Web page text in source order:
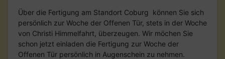
Über die Fertigung am Standort Coburg können Sie sich
persönlich zur Woche der Offenen Tür, stets in der Woche
von Christi Himmelfahrt, überzeugen. Wir möchen Sie
schon jetzt einladen die Fertigung zur Woche der
Offenen Tür persönlich in Augenschein zu nehmen.